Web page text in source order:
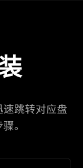
跳转对应盘
。